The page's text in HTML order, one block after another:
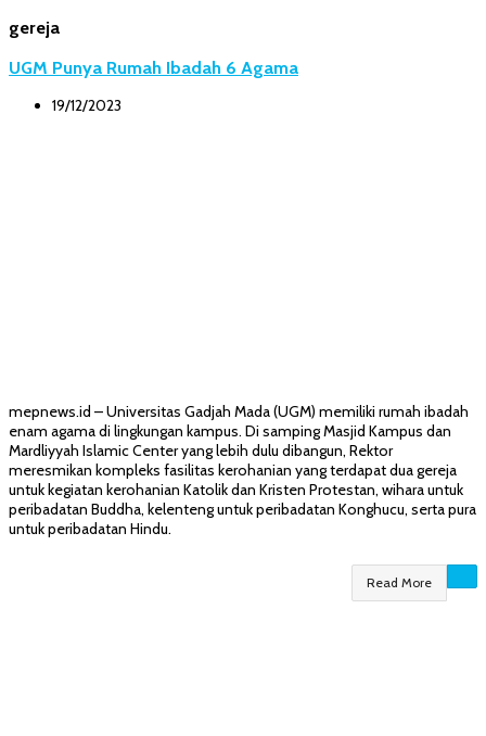
gereja
UGM Punya Rumah Ibadah 6 Agama
19/12/2023
mepnews.id – Universitas Gadjah Mada (UGM) memiliki rumah ibadah
enam agama di lingkungan kampus. Di samping Masjid Kampus dan
Mardliyyah Islamic Center yang lebih dulu dibangun, Rektor
meresmikan kompleks fasilitas kerohanian yang terdapat dua gereja
untuk kegiatan kerohanian Katolik dan Kristen Protestan, wihara untuk
peribadatan Buddha, kelenteng untuk peribadatan Konghucu, serta pura
untuk peribadatan Hindu.
Read More